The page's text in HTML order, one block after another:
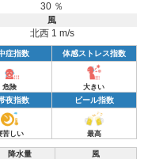
30 ％
風
北西 1 m/s
症指数 体感ストレス指数
危険 大きい
夜指数 ビール指数
苦しい 最高
降水量 風